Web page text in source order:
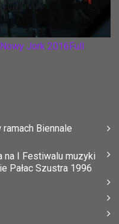
Nowy Jork 2016Full
Biennale
na I Festiwalu muzyki
Pałac Szustra 1996